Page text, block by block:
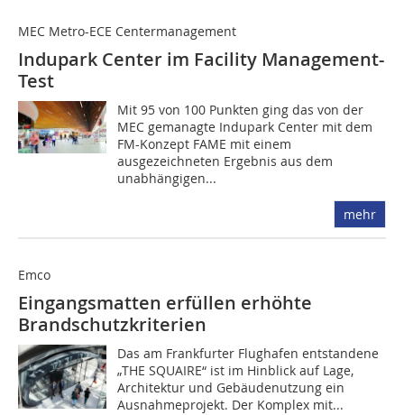
MEC Metro-ECE Centermanagement
Indupark Center im Facility Management-
Test
Mit 95 von 100 Punkten ging das von der
MEC gemanagte Indupark Center mit dem
FM-Konzept FAME mit einem
ausgezeichneten Ergebnis aus dem
unabhängigen...
mehr
Emco
Eingangsmatten erfüllen erhöhte
Brandschutzkriterien
Das am Frankfurter Flughafen entstandene
„THE SQUAIRE“ ist im Hinblick auf Lage,
Architektur und Gebäudenutzung ein
Ausnahmeprojekt. Der Komplex mit...